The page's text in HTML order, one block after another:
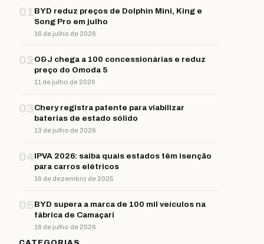
01BYD reduz preços de Dolphin Mini, King e
Song Pro em julho
16 de julho de 2026
02 O&J chega a 100 concessionárias e reduz
preço do Omoda 5
11 de julho de 2026
03Chery registra patente para viabilizar
baterias de estado sólido
13 de julho de 2026
04IPVA 2026: saiba quais estados têm isenção
para carros elétricos
16 de dezembro de 2025
05BYD supera a marca de 100 mil veículos na
fábrica de Camaçari
16 de julho de 2026